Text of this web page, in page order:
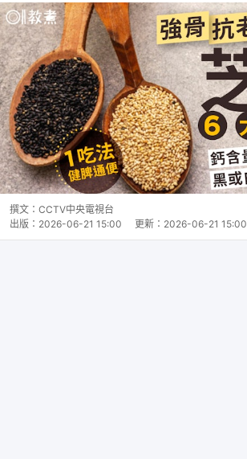
撰文： CCTV中央電視台
出版： 2026-06-21 15:00 更新： 2026-06-21 15:00